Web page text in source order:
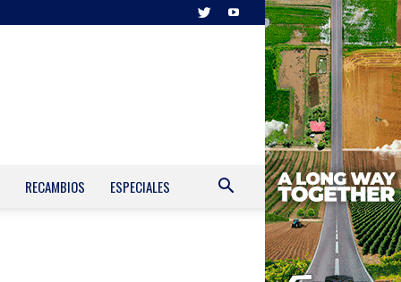
RECAMBIOS ESPECIALES